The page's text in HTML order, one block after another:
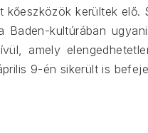
kerültek
kultúrában
amely
9-én sikerült is